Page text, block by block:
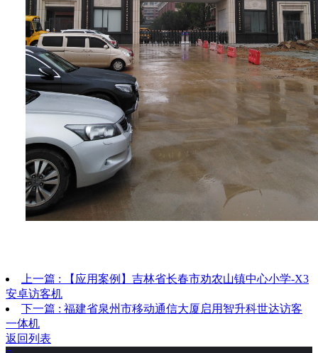
上一篇 : 【应用案例】吉林省长春市劝农山镇中心小学-X3
安卓访客机
下一篇 : 福建省泉州市移动通信大厦启用智升科世达访客
一体机
返回列表